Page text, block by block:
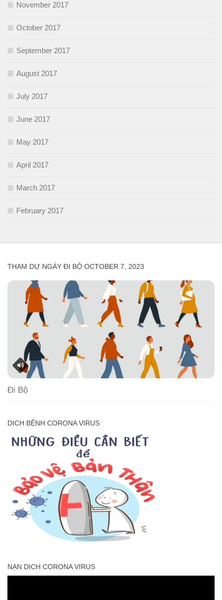
November 2017
October 2017
September 2017
August 2017
July 2017
June 2017
May 2017
April 2017
March 2017
February 2017
THAM DỰ NGÀY ĐI BỘ OCTOBER 7, 2023
Đi Bộ
DỊCH BỆNH CORONA VIRUS
NẠN DỊCH CORONA VIRUS